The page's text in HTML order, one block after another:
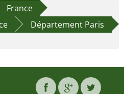
France
Département Paris